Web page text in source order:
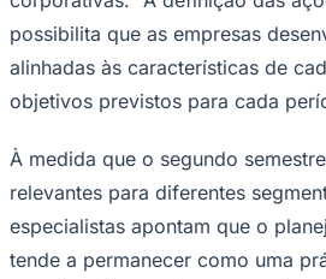
possibilita que as empresas
alinhadas às características de
objetivos previstos para cada
À medida que o segundo
relevantes para diferentes
especialistas apontam que o
tende a permanecer como uma